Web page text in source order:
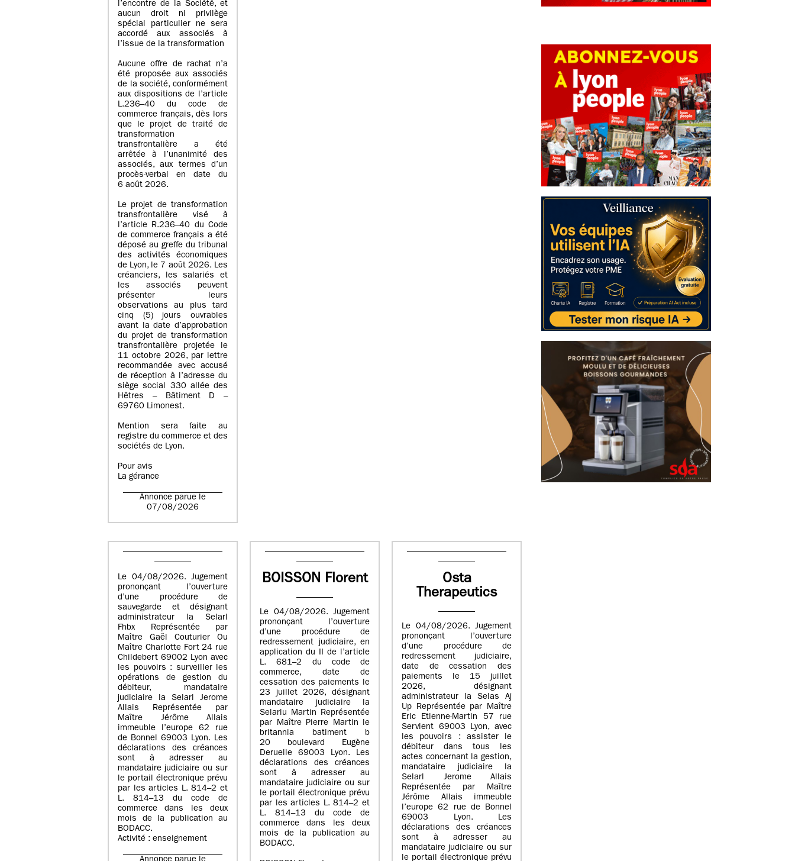
l’encontre de la Société, et
aucun droit ni privilège
spécial particulier ne sera
accordé aux associés à
l’issue de la transformation
Aucune offre de rachat n’a
été proposée aux associés
de la société, conformément
aux dispositions de l’article
L.236–40 du code de
commerce français, dès lors
que le projet de traité de
transformation
transfrontalière a été
arrêtée à l’unanimité des
associés, aux termes d’un
procès-verbal en date du
6 août 2026.
Le projet de transformation
transfrontalière visé à
l’article R.236–40 du Code
de commerce français a été
déposé au greffe du tribunal
des activités économiques
de Lyon, le 7 août 2026. Les
créanciers, les salariés et
les associés peuvent
présenter leurs
observations au plus tard
cinq (5) jours ouvrables
avant la date d’approbation
du projet de transformation
transfrontalière projetée le
11 octobre 2026, par lettre
recommandée avec accusé
de réception à l’adresse du
siège social 330 allée des
Hêtres – Bâtiment D –
69760 Limonest.
Mention sera faite au
registre du commerce et des
sociétés de Lyon.
Pour avis
La gérance
Annonce parue le
07/08/2026
Le 04/08/2026. Jugement
prononçant l’ouverture
d’une procédure de
sauvegarde et désignant
administrateur la Selarl
Fhbx Représentée par
Maître Gaël Couturier Ou
Maître Charlotte Fort 24 rue
Childebert 69002 Lyon avec
les pouvoirs : surveiller les
opérations de gestion du
débiteur, mandataire
judiciaire la Selarl Jerome
Allais Représentée par
Maître Jérôme Allais
immeuble l’europe 62 rue
de Bonnel 69003 Lyon. Les
déclarations des créances
sont à adresser au
mandataire judiciaire ou sur
le portail électronique prévu
par les articles L. 814–2 et
L. 814–13 du code de
commerce dans les deux
mois de la publication au
BODACC.
Activité : enseignement
BOISSON Florent
Le 04/08/2026. Jugement
prononçant l’ouverture
d’une procédure de
redressement judiciaire, en
application du II de l’article
L. 681–2 du code de
commerce, date de
cessation des paiements le
23 juillet 2026, désignant
mandataire judiciaire la
Selarlu Martin Représentée
par Maître Pierre Martin le
britannia batiment b
20 boulevard Eugène
Deruelle 69003 Lyon. Les
déclarations des créances
sont à adresser au
mandataire judiciaire ou sur
le portail électronique prévu
par les articles L. 814–2 et
L. 814–13 du code de
commerce dans les deux
mois de la publication au
BODACC.
Osta
Therapeutics
Le 04/08/2026. Jugement
prononçant l’ouverture
d’une procédure de
redressement judiciaire,
date de cessation des
paiements le 15 juillet
2026, désignant
administrateur la Selas Aj
Up Représentée par Maître
Eric Etienne-Martin 57 rue
Servient 69003 Lyon, avec
les pouvoirs : assister le
débiteur dans tous les
actes concernant la gestion,
mandataire judiciaire la
Selarl Jerome Allais
Représentée par Maître
Jérôme Allais immeuble
l’europe 62 rue de Bonnel
69003 Lyon. Les
déclarations des créances
sont à adresser au
mandataire judiciaire ou sur
le portail électronique prévu